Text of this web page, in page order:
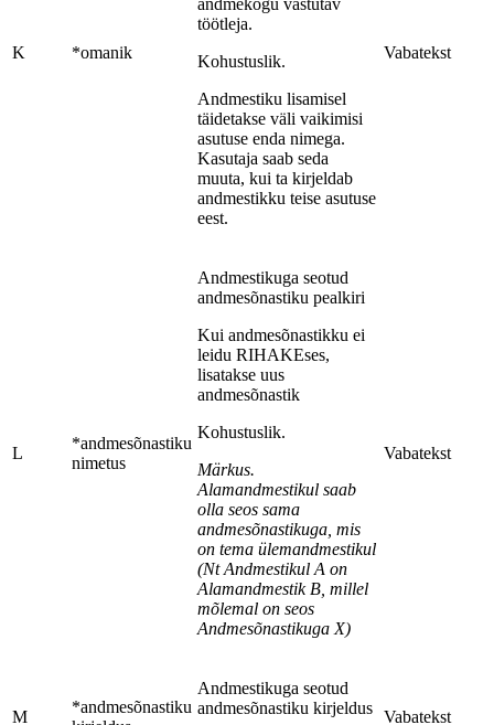
K *omanik
töötleja.
Kohustuslik.
Andmestiku lisamisel
täidetakse väli vaikimisi
asutuse enda nimega.
Kasutaja saab seda
muuta, kui ta kirjeldab
andmestikku teise asutuse
eest.
Vabatekst
L
*andmesõnastiku
nimetus
Andmestikuga seotud
andmesõnastiku pealkiri
Kui andmesõnastikku ei
leidu RIHAKEses,
lisatakse uus
andmesõnastik
Kohustuslik.
Märkus.
Alamandmestikul saab
olla seos sama
andmesõnastikuga, mis
on tema ülemandmestikul
(Nt Andmestikul A on
Alamandmestik B, millel
mõlemal on seos
Andmesõnastikuga X)
Vabatekst
M
*andmesõnastiku
Andmestikuga seotud
andmesõnastiku kirjeldus Vabatekst